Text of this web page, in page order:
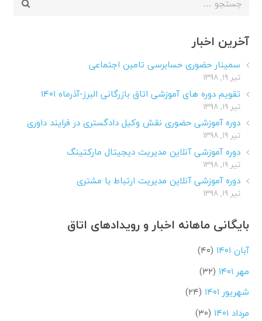
آخرین اخبار
سمینار حضوری حسابرسی تامین اجتماعی
تیر ۱۹, ۱۳۹۸
تقویم دوره های آموزشی اتاق بازرگانی البرز-آذرماه ۱۴۰۱
تیر ۱۹, ۱۳۹۸
دوره آموزشی حضوری نقش وکیل دادگستری در فرایند داوری
تیر ۱۹, ۱۳۹۸
دوره آموزشی آنلاین مدیریت دیجیتال مارکتینگ
تیر ۱۹, ۱۳۹۸
دوره آموزشی آنلاین مدیریت ارتباط با مشتری
تیر ۱۹, ۱۳۹۸
بایگانی ماهانه اخبار و رویدادهای اتاق
آبان ۱۴۰۱
(۴۰)
مهر ۱۴۰۱
(۳۲)
شهریور ۱۴۰۱
(۲۴)
مرداد ۱۴۰۱
(۳۰)